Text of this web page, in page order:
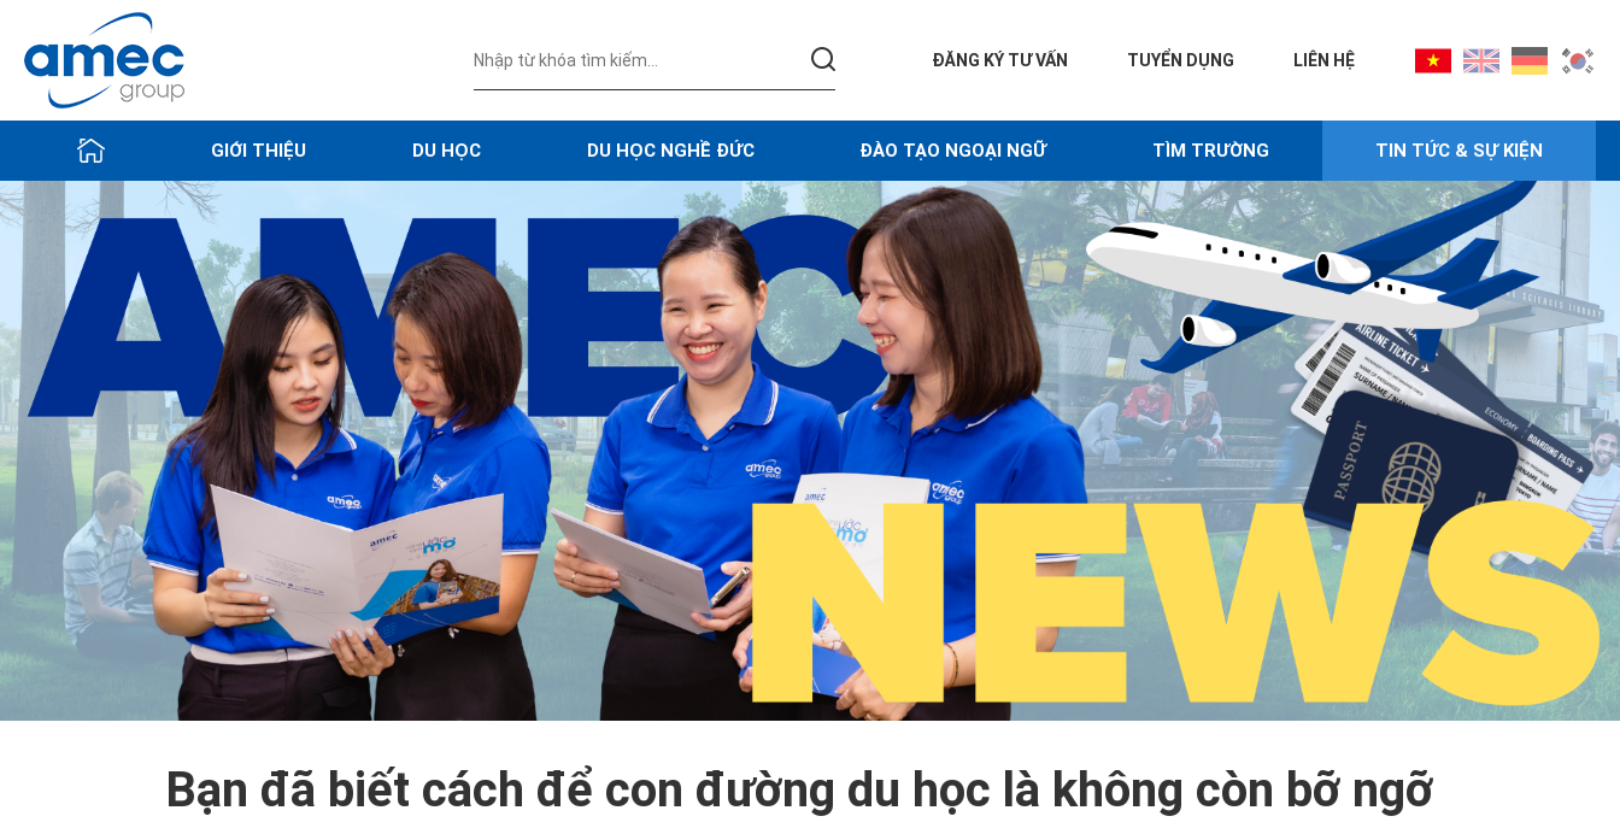
ĐĂNG KÝ TƯ VẤN TUYỂN DỤNG LIÊN HỆ
GIỚI THIỆU DU HỌC DU HỌC NGHỀ ĐỨC ĐÀO TẠO NGOẠI NGỮ TÌM TRƯỜNG TIN TỨC & SỰ KIỆN
Bạn đã biết cách để con đường du học là không còn bỡ ngỡ